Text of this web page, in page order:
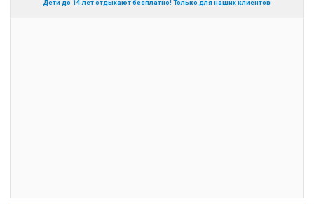
Дети до 14 лет отдыхают бесплатно! Только для наших клиентов